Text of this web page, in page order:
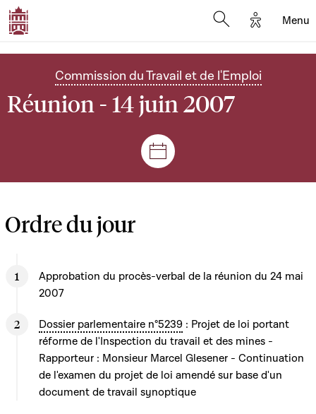
Options
Menu
Commission du Travail et de l'Emploi
Réunion - 14 juin 2007
Séances et réunions
Ordre du jour
Approbation du procès-verbal de la réunion du 24 mai
2007
Dossier parlementaire n°5239 : Projet de loi portant
réforme de l'Inspection du travail et des mines -
Rapporteur : Monsieur Marcel Glesener - Continuation
de l'examen du projet de loi amendé sur base d'un
document de travail synoptique